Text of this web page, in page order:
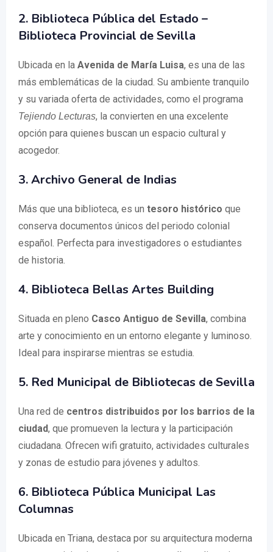
2. Biblioteca Pública del Estado –
Biblioteca Provincial de Sevilla
Ubicada en la Avenida de María Luisa, es una de las
más emblemáticas de la ciudad. Su ambiente tranquilo
y su variada oferta de actividades, como el programa
Tejiendo Lecturas, la convierten en una excelente
opción para quienes buscan un espacio cultural y
acogedor.
3. Archivo General de Indias
Más que una biblioteca, es un tesoro histórico que
conserva documentos únicos del periodo colonial
español. Perfecta para investigadores o estudiantes
de historia.
4. Biblioteca Bellas Artes Building
Situada en pleno Casco Antiguo de Sevilla, combina
arte y conocimiento en un entorno elegante y luminoso.
Ideal para inspirarse mientras se estudia.
5. Red Municipal de Bibliotecas de Sevilla
Una red de centros distribuidos por los barrios de la
ciudad, que promueven la lectura y la participación
ciudadana. Ofrecen wifi gratuito, actividades culturales
y zonas de estudio para jóvenes y adultos.
6. Biblioteca Pública Municipal Las
Columnas
Ubicada en Triana, destaca por su arquitectura moderna